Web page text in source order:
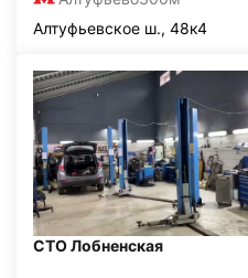
Алтуфьевское ш., 48к4
СТО Лобненская